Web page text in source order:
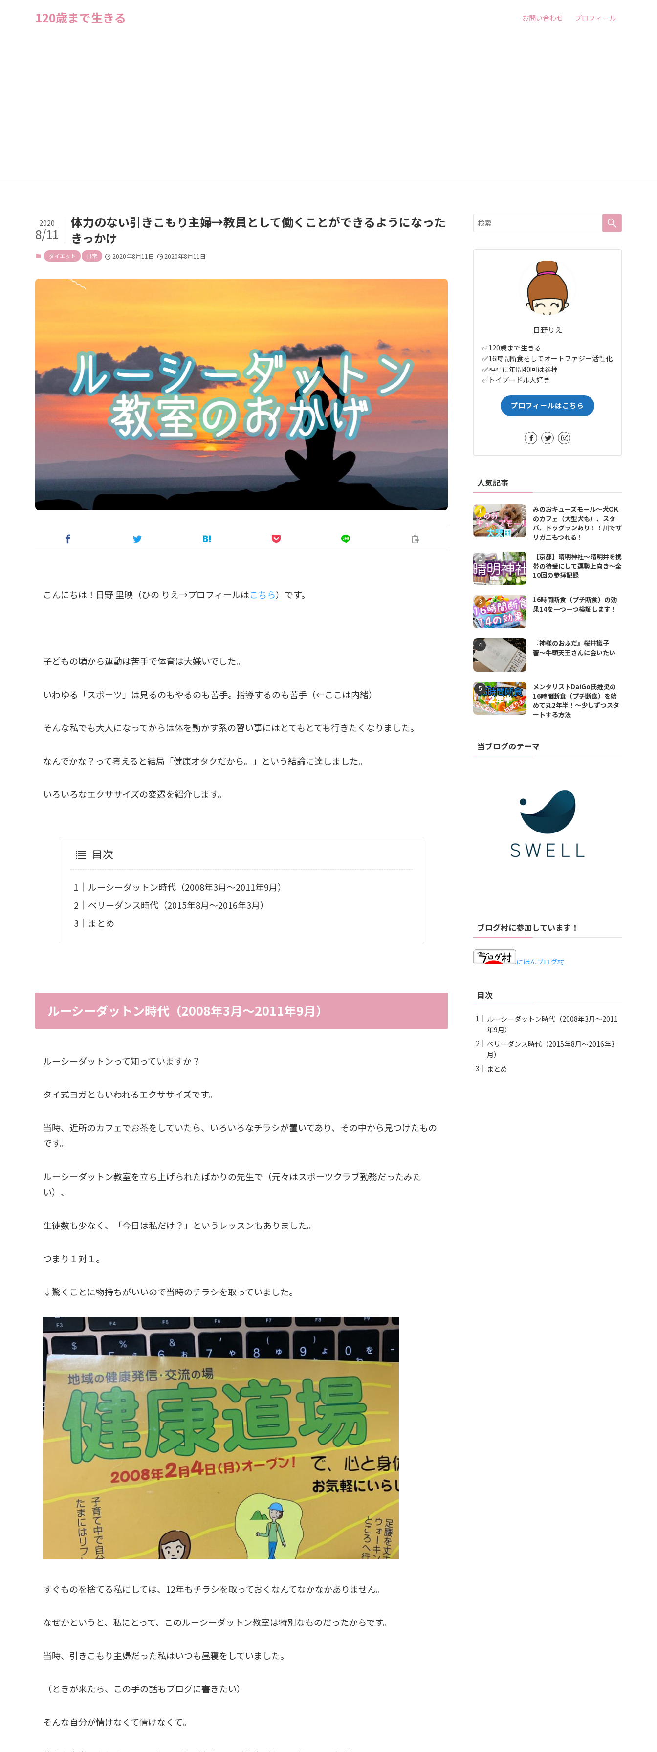
120歳まで生きる お問い合わせ プロフィール
体力のない引きこもり主婦→教員として働くことができるようになった
きっかけ
2020
8/11
ダイエット 日常 2020年8月11日 2020年8月11日
こんにちは！日野 里映（ひの りえ→プロフィールはこちら）です。
子どもの頃から運動は苦手で体育は大嫌いでした。
いわゆる「スポーツ」は見るのもやるのも苦手。指導するのも苦手（←ここは内緒）
そんな私でも大人になってからは体を動かす系の習い事にはとてもとても行きたくなりました。
なんでかな？って考えると結局「健康オタクだから。」という結論に達しました。
いろいろなエクササイズの変遷を紹介します。
目次
ルーシーダットン時代（2008年3月〜2011年9月）
ベリーダンス時代（2015年8月〜2016年3月）
まとめ
ルーシーダットン時代（2008年3月〜2011年9月）
ルーシーダットンって知っていますか？
タイ式ヨガともいわれるエクササイズです。
当時、近所のカフェでお茶をしていたら、いろいろなチラシが置いてあり、その中から見つけたもの
です。
ルーシーダットン教室を立ち上げられたばかりの先生で（元々はスポーツクラブ勤務だったみた
い）、
生徒数も少なく、「今日は私だけ？」というレッスンもありました。
つまり１対１。
↓驚くことに物持ちがいいので当時のチラシを取っていました。
すぐものを捨てる私にしては、12年もチラシを取っておくなんてなかなかありません。
なぜかというと、私にとって、このルーシーダットン教室は特別なものだったからです。
当時、引きこもり主婦だった私はいつも昼寝をしていました。
（ときが来たら、この手の話もブログに書きたい）
そんな自分が情けなくて情けなくて。
日野りえ
✅120歳まで生きる
✅16時間断食をしてオートファジー活性化
✅神社に年間40回は参拝
✅トイプードル大好き
プロフィールはこちら
人気記事
みのおキューズモール〜犬OK
のカフェ（大型犬も）、スタ
バ、ドッグランあり！！川でザ
リガニもつれる！
【京都】晴明神社〜晴明井を携
帯の待受にして運勢上向き〜全
10回の参拝記録
16時間断食（プチ断食）の効
果14を一つ一つ検証します！
『神様のおふだ』桜井識子
著〜牛頭天王さんに会いたい
メンタリストDaiGo氏推奨の
16時間断食（プチ断食）を始
めて丸2年半！〜少しずつスタ
ートする方法
当ブログのテーマ
ブログ村に参加しています！
にほんブログ村
目次
ルーシーダットン時代（2008年3月〜2011
年9月）
ベリーダンス時代（2015年8月〜2016年3
月）
まとめ